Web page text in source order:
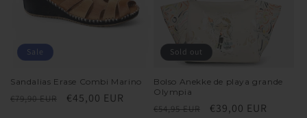
Sale
Sandalias Erase Combi Marino
Regular
€79,90 EUR
Sale
€45,00 EUR
Sold out
Bolso Anekke de playa grande
Olympia
Regular
€54,95 EUR
Sale
€39,00 EUR